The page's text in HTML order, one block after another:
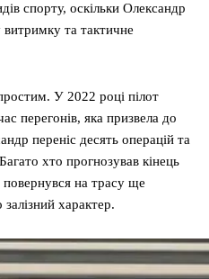
спорту, оскільки Олександр
та тактичне
У 2022 році пілот
перегонів, яка призвела до
переніс десять операцій та
хто прогнозував кінець
на трасу ще
характер.